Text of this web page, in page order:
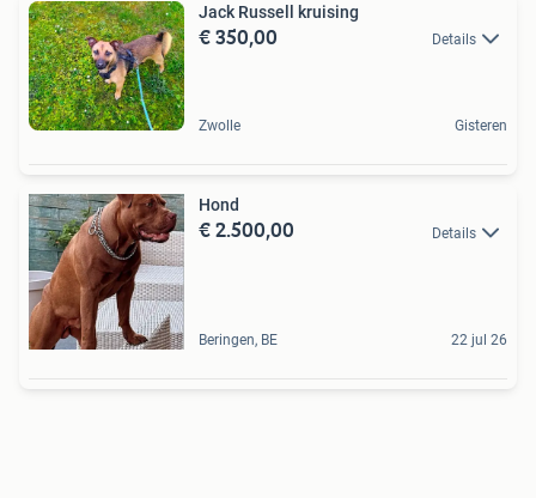
Jack Russell kruising
€ 350,00 Details
Zwolle Gisteren
Hond
€ 2.500,00 Details
Beringen, BE 22 jul 26